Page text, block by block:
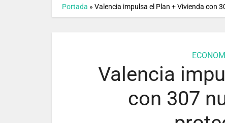
Portada » Valencia impulsa el Plan + Vivienda con
Valencia
con 307